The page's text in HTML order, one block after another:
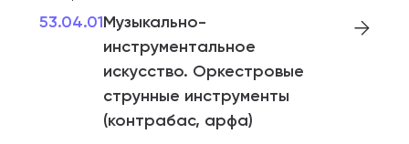
53.04.01Музыкально-
инструментальное
искусство. Оркестровые
струнные инструменты
(контрабас, арфа)